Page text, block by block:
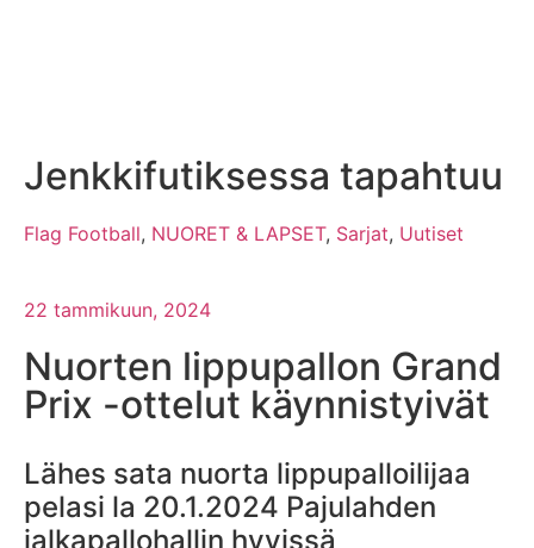
Jenkkifutiksessa tapahtuu
Flag Football, NUORET & LAPSET, Sarjat, Uutiset
22 tammikuun, 2024
Nuorten lippupallon Grand
Prix -ottelut käynnistyivät
Lähes sata nuorta lippupalloilijaa
pelasi la 20.1.2024 Pajulahden
jalkapallohallin hyvissä